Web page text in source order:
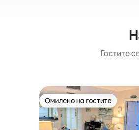
Гостите
Омилено на гостите
Омилено на гостите